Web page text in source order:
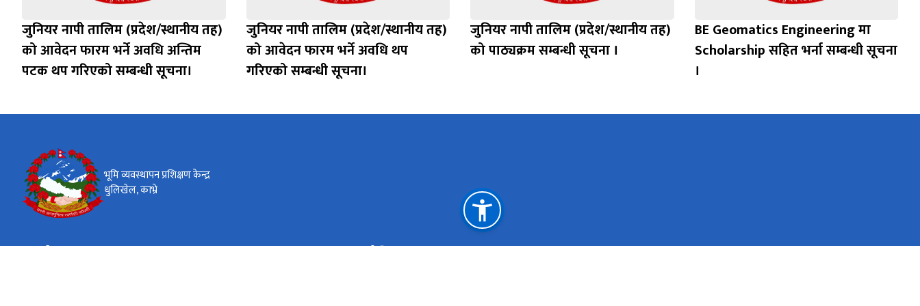
जुनियर नापी तालिम (प्रदेश/स्थानीय तह)
को आवेदन फारम भर्ने अवधि अन्तिम
पटक थप गरिएको सम्बन्धी सूचना।
जुनियर नापी तालिम (प्रदेश/स्थानीय तह)
को आवेदन फारम भर्ने अवधि थप
गरिएको सम्बन्धी सूचना।
जुनियर नापी तालिम (प्रदेश/स्थानीय त‍‍ह)
को पाठ्यक्रम सम्बन्धी सूचना ।
BE Geomatics Engineering मा
Scholarship सहित भर्ना सम्बन्धी सूचना
।
भूमि व्यवस्थापन प्रशिक्षण केन्द्र
धुलिखेल, काभ्रे
कार्यालय समय महत्त्वपूर्ण लिङ्कहरू